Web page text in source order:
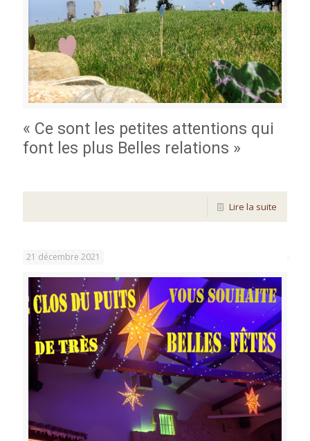
« Ce sont les petites attentions qui
font les plus Belles relations »
Lire la suite
21 décembre 2021